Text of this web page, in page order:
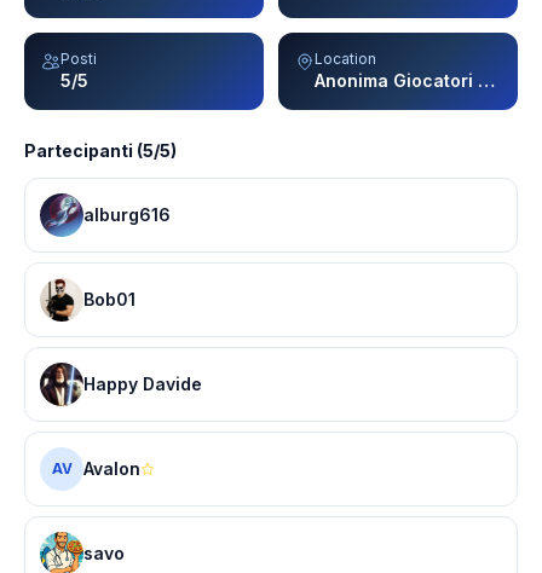
Posti
5/5
Location
Anonima Giocatori - Milano
Partecipanti (5/5)
alburg616
Bob01
Happy Davide
AV Avalon
savo